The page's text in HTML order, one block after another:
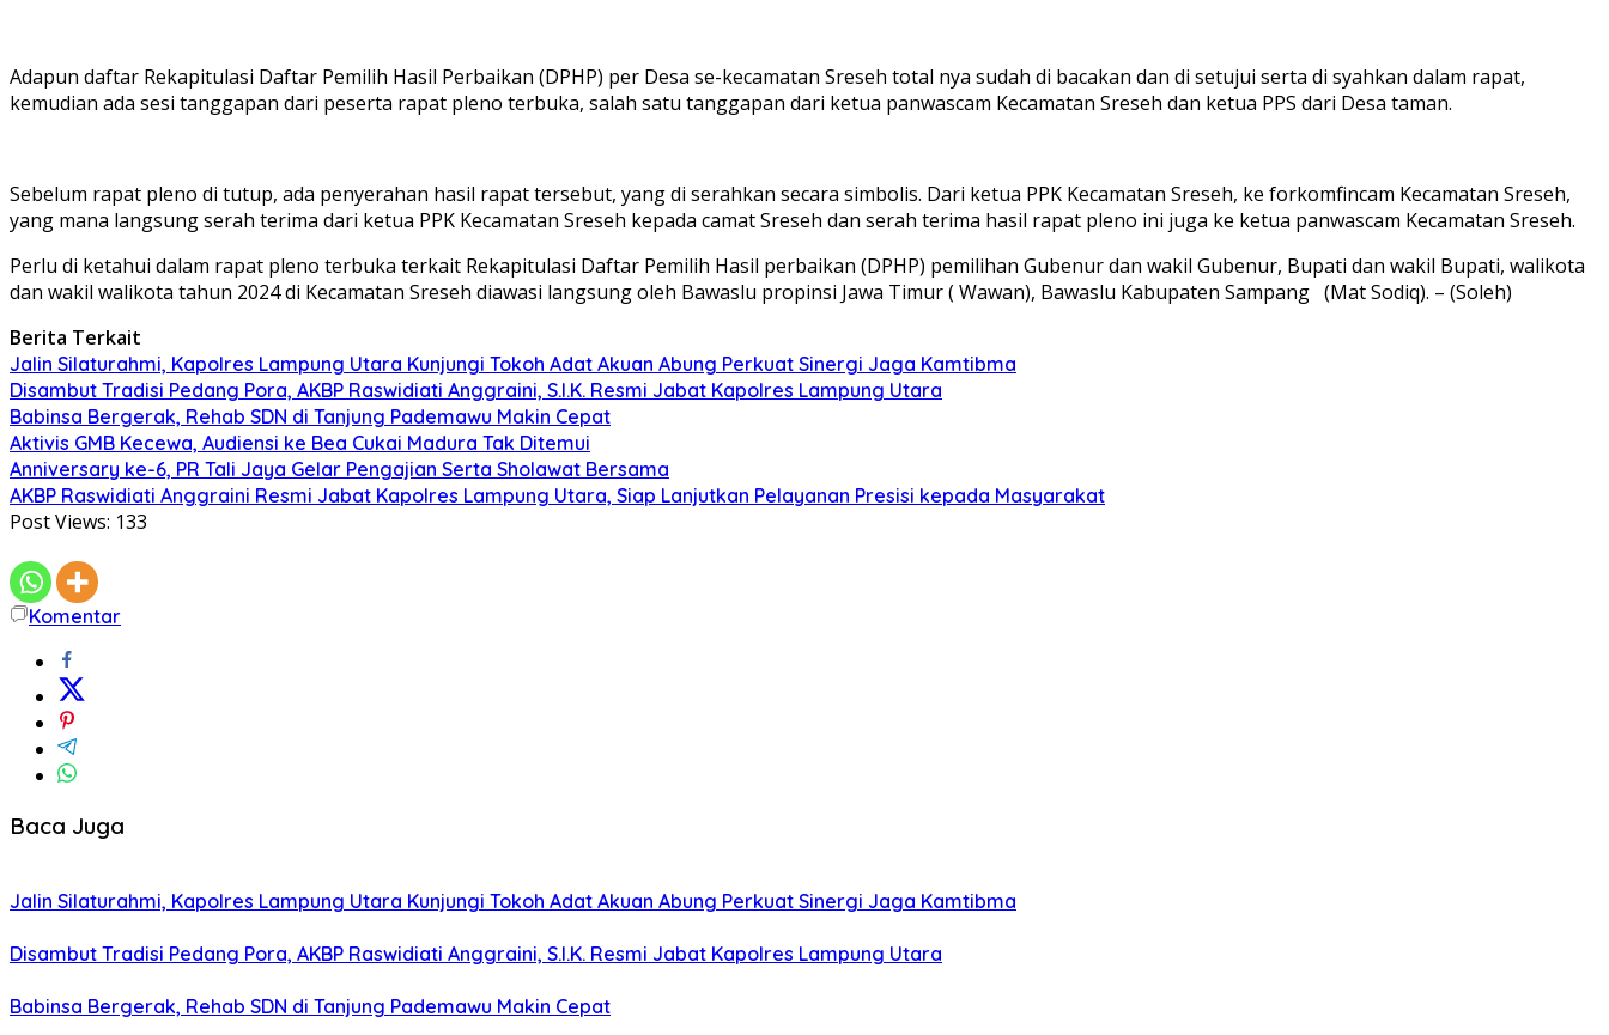
Adapun daftar Rekapitulasi Daftar Pemilih Hasil Perbaikan (DPHP) per Desa se-kecamatan Sreseh total nya sudah di bacakan dan di setujui serta di syahkan dalam rapat,
kemudian ada sesi tanggapan dari peserta rapat pleno terbuka, salah satu tanggapan dari ketua panwascam Kecamatan Sreseh dan ketua PPS dari Desa taman.
Sebelum rapat pleno di tutup, ada penyerahan hasil rapat tersebut, yang di serahkan secara simbolis. Dari ketua PPK Kecamatan Sreseh, ke forkomfincam Kecamatan Sreseh,
yang mana langsung serah terima dari ketua PPK Kecamatan Sreseh kepada camat Sreseh dan serah terima hasil rapat pleno ini juga ke ketua panwascam Kecamatan Sreseh.
Perlu di ketahui dalam rapat pleno terbuka terkait Rekapitulasi Daftar Pemilih Hasil perbaikan (DPHP) pemilihan Gubenur dan wakil Gubenur, Bupati dan wakil Bupati, walikota
dan wakil walikota tahun 2024 di Kecamatan Sreseh diawasi langsung oleh Bawaslu propinsi Jawa Timur ( Wawan), Bawaslu Kabupaten Sampang (Mat Sodiq). – (Soleh)
Berita Terkait
Jalin Silaturahmi, Kapolres Lampung Utara Kunjungi Tokoh Adat Akuan Abung Perkuat Sinergi Jaga Kamtibma
Disambut Tradisi Pedang Pora, AKBP Raswidiati Anggraini, S.I.K. Resmi Jabat Kapolres Lampung Utara
Babinsa Bergerak, Rehab SDN di Tanjung Pademawu Makin Cepat
Aktivis GMB Kecewa, Audiensi ke Bea Cukai Madura Tak Ditemui
Anniversary ke-6, PR Tali Jaya Gelar Pengajian Serta Sholawat Bersama
AKBP Raswidiati Anggraini Resmi Jabat Kapolres Lampung Utara, Siap Lanjutkan Pelayanan Presisi kepada Masyarakat
Post Views: 133
Komentar
Baca Juga
Jalin Silaturahmi, Kapolres Lampung Utara Kunjungi Tokoh Adat Akuan Abung Perkuat Sinergi Jaga Kamtibma
Disambut Tradisi Pedang Pora, AKBP Raswidiati Anggraini, S.I.K. Resmi Jabat Kapolres Lampung Utara
Babinsa Bergerak, Rehab SDN di Tanjung Pademawu Makin Cepat